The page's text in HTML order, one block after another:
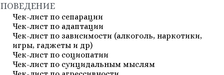
ПОВЕДЕНИЕ
Чек-лист по сепарации
Чек-лист по адаптации
Чек-лист по зависимости (алкоголь, наркотики,
игры, гаджеты и др)
Чек-лист по социопатии
Чек-лист по суицидальным мыслям